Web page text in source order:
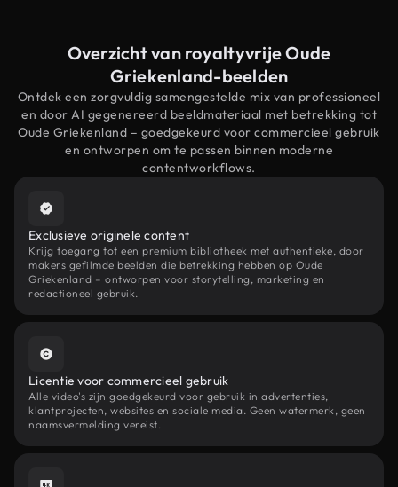
Overzicht van royaltyvrije Oude
Griekenland-beelden
Ontdek een zorgvuldig samengestelde mix van professioneel
en door AI gegenereerd beeldmateriaal met betrekking tot
Oude Griekenland – goedgekeurd voor commercieel gebruik
en ontworpen om te passen binnen moderne
contentworkflows.
Exclusieve originele content
Krijg toegang tot een premium bibliotheek met authentieke, door
makers gefilmde beelden die betrekking hebben op Oude
Griekenland – ontworpen voor storytelling, marketing en
redactioneel gebruik.
Licentie voor commercieel gebruik
Alle video's zijn goedgekeurd voor gebruik in advertenties,
klantprojecten, websites en sociale media. Geen watermerk, geen
naamsvermelding vereist.